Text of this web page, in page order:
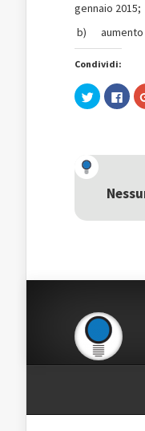
gennaio 2015;
b) aumento
Condividi:
Fai
clic
(Si
apre
una
nuova
Fai
clic